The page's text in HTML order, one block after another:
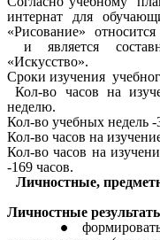
интернат для
«Рисование» относится
и является
«Искусство».
Сроки изучения
Кол-во часов на
неделю.
Кол-во учебных недель -
Кол-во часов на
Кол-во часов на
-169 часов.
Личностные,
Личностные